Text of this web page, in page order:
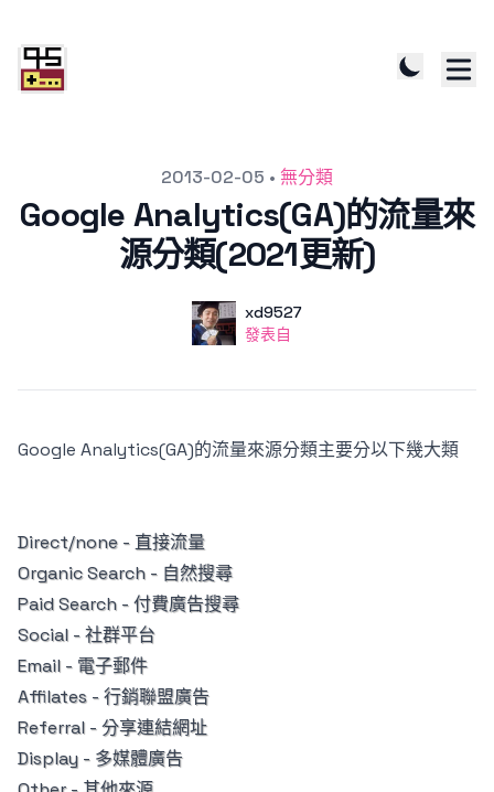
2013-02-05 • 無分類
Google Analytics(GA)的流量來
源分類(2021更新)
使用者
xd9527
發表自
發表自
Google Analytics(GA)的流量來源分類主要分以下幾大類
Direct/none - 直接流量
Organic Search - 自然搜尋
Paid Search - 付費廣告搜尋
Social - 社群平台
Email - 電子郵件
Affilates - 行銷聯盟廣告
Referral - 分享連結網址
Display - 多媒體廣告